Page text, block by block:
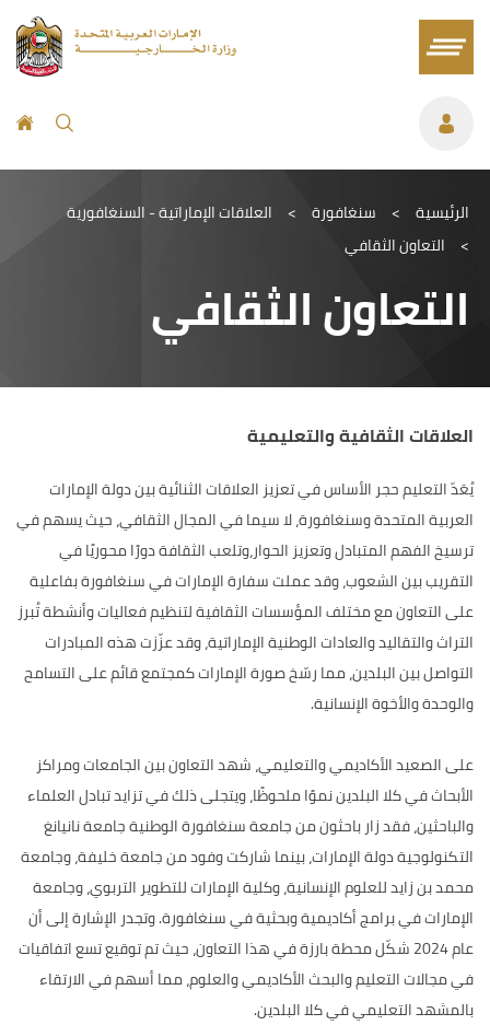
الرئيسية > سنغافورة > العلاقات الإماراتية - السنغافورية
> التعاون الثقافي
التعاون الثقافي
العلاقات الثقافية والتعليمية
يُعَدّ التعليم حجر الأساس في تعزيز العلاقات الثنائية بين دولة الإمارات
العربية المتحدة وسنغافورة، لا سيما في المجال الثقافي، حيث يسهم في
ترسيخ الفهم المتبادل وتعزيز الحوار،وتلعب الثقافة دورًا محوريًا في
التقريب بين الشعوب، وقد عملت سفارة الإمارات في سنغافورة بفاعلية
على التعاون مع مختلف المؤسسات الثقافية لتنظيم فعاليات وأنشطة تُبرز
التراث والتقاليد والعادات الوطنية الإماراتية، وقد عزّزت هذه المبادرات
التواصل بين البلدين، مما رسّخ صورة الإمارات كمجتمع قائم على التسامح
والوحدة والأخوة الإنسانية.
على الصعيد الأكاديمي والتعليمي، شهد التعاون بين الجامعات ومراكز
الأبحاث في كلا البلدين نموًا ملحوظًا، ويتجلى ذلك في تزايد تبادل العلماء
والباحثين، فقد زار باحثون من جامعة سنغافورة الوطنية جامعة نانيانغ
التكنولوجية دولة الإمارات، بينما شاركت وفود من جامعة خليفة، وجامعة
محمد بن زايد للعلوم الإنسانية، وكلية الإمارات للتطوير التربوي، وجامعة
الإمارات في برامج أكاديمية وبحثية في سنغافورة. وتجدر الإشارة إلى أن
عام 2024 شكّل محطة بارزة في هذا التعاون، حيث تم توقيع تسع اتفاقيات
في مجالات التعليم والبحث الأكاديمي والعلوم، مما أسهم في الارتقاء
بالمشهد التعليمي في كلا البلدين.